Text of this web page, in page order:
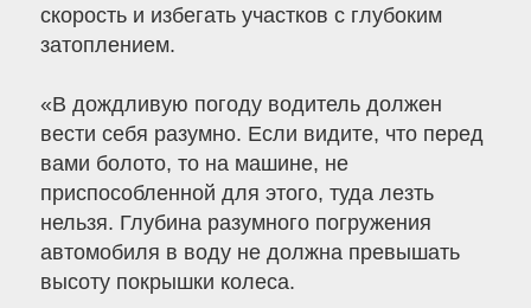
скорость и избегать участков с глубоким
затоплением.
«В дождливую погоду водитель должен
вести себя разумно. Если видите, что перед
вами болото, то на машине, не
приспособленной для этого, туда лезть
нельзя. Глубина разумного погружения
автомобиля в воду не должна превышать
высоту покрышки колеса.